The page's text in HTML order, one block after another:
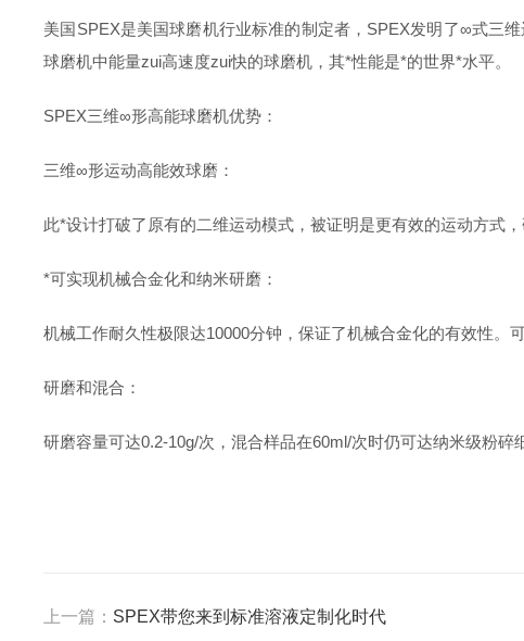
美国SPEX是美国球磨机行业标准的制定者，SPEX发明了∞式三
球磨机中能量zui高速度zui快的球磨机，其*性能是*的世界*水平。
SPEX三维∞形高能球磨机优势：
三维∞形运动高能效球磨：
此*设计打破了原有的二维运动模式，被证明是更有效的运动方式，
*可实现机械合金化和纳米研磨：
机械工作耐久性极限达10000分钟，保证了机械合金化的有效性。
研磨和混合：
研磨容量可达0.2-10g/次，混合样品在60ml/次时仍可达纳米级粉
上一篇： SPEX带您来到标准溶液定制化时代